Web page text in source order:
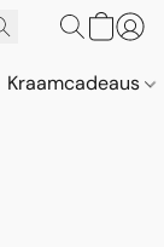
Kraamcadeaus